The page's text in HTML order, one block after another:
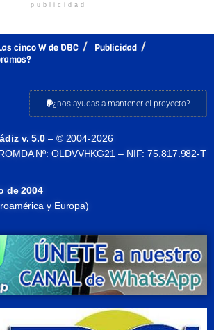
publicidad
cinco W de DBC
Publicidad
¿nos ayudas a mantener el proyecto?
v. 5.0 – © 2004-2026
Nº: OLDVVHKG21 – NIF: 75.817.982-T
de 2004
y Europa)